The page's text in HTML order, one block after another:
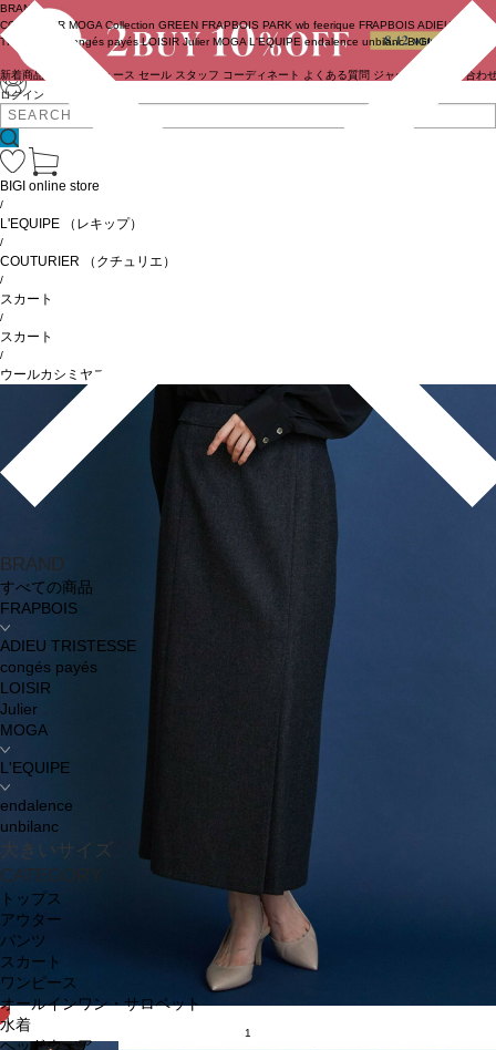
ログイン
BRAND
COUTURIER MOGA Collection GREEN FRAPBOIS PARK wb feerique FRAPBOIS ADIEU
TRISTESSE
congés payés LOISIR Julier MOGA L'EQUIPE endalence unbilanc BIGI online store
新着商品 ニュース セール スタッフ コーディネート よくある質問 ジャーナル お問い合わ
BRAND
すべての商品
FRAPBOIS
ADIEU TRISTESSE
congés payés
LOISIR
Julier
MOGA
L'EQUIPE
endalence
unbilanc
大きいサイズ
CATEGORY
トップス
アウター
パンツ
スカート
ワンピース
オールインワン・サロペット
水着
ヘッドウェア
BIGI online store
/
L'EQUIPE （レキップ）
/
COUTURIER （クチュリエ）
/
スカート
/
スカート
/
ウールカシミヤスカート
1